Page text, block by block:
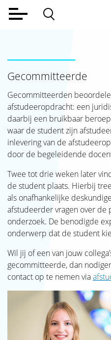
Deeltijd
Werkveld
Alumni
Lectoraat
Over ons
Aanmelden
Contact
SJAK
Gecommitteerde
Gecommitteerden
afstudeeropdracht: een
daarbij een bruikbaar
waar de student zijn
inlevering van de
door de begeleidende
Twee tot drie weken later
de student plaats. Hierbij
als onafhankelijke
afstudeerder vragen over de
onderzoek. De benodigde
onderwerp dat de student
Wil jij of een van jouw
gecommitteerde, dan
contact op te nemen via